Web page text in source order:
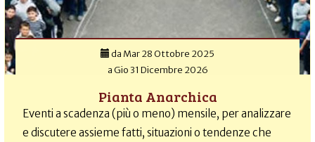
da Mar 28 Ottobre 2025
aGio 31 Dicembre 2026
Pianta Anarchica
Eventi a scadenza (più o meno) mensile, per analizzare
e discutere assieme fatti, situazioni o tendenze che